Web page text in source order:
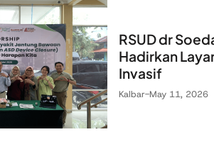
RSUD dr
Hadirkan
Invasif
Kalbar-May 11, 2026